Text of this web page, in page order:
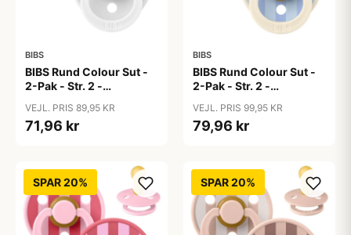
BIBS
BIBS Rund Colour Sut -
2-Pak - Str. 2 -
Black/White
VEJL. PRIS 89,95 KR
71,96 kr
BIBS
BIBS Rund Colour Sut -
2-Pak - Str. 2 -
Studio - Baby Blue/Dusty
Blue Mix
VEJL. PRIS 99,95 KR
79,96 kr
SPAR 20% SPAR 20%